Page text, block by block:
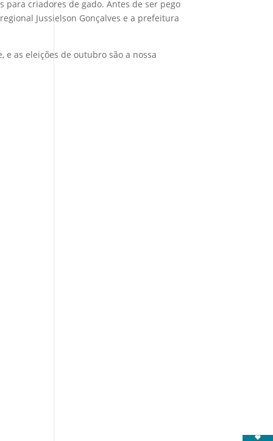
para criadores de gado. Antes de ser pego
Jussielson Gonçalves e a prefeitura
as eleições de outubro são a nossa